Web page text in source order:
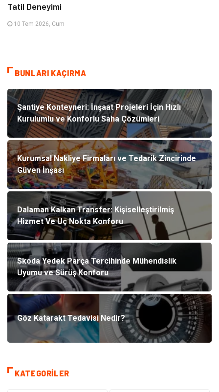
Tatil Deneyimi
10 Tem 2026, Cum
BUNLARI KAÇIRMA
Şantiye Konteyneri: İnşaat Projeleri İçin Hızlı
Kurulumlu ve Konforlu Saha Çözümleri
Kurumsal Nakliye Firmaları ve Tedarik Zincirinde
Güven İnşası
Dalaman Kalkan Transfer: Kişiselleştirilmiş
Hizmet Ve Uç Nokta Konforu
Skoda Yedek Parça Tercihinde Mühendislik
Uyumu ve Sürüş Konforu
Göz Katarakt Tedavisi Nedir?
KATEGORILER